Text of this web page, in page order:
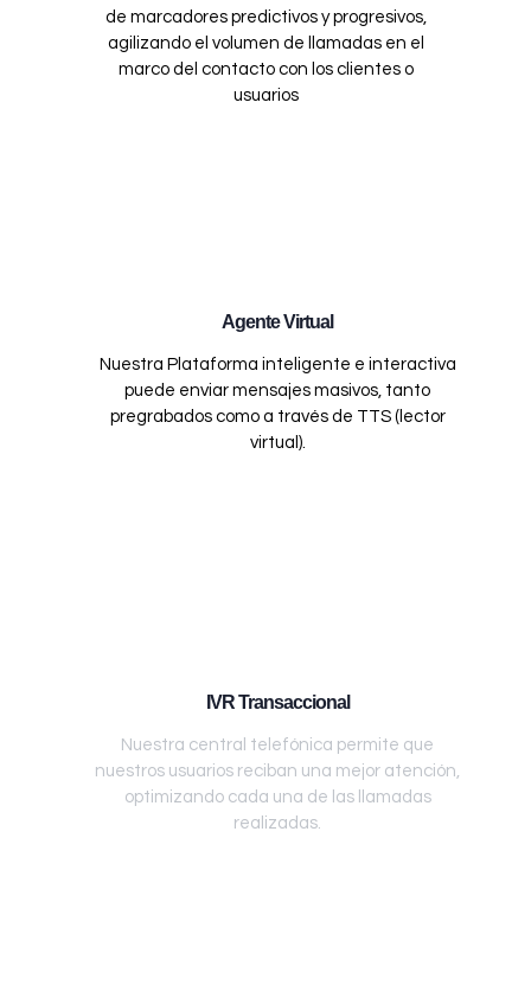
de marcadores predictivos y progresivos,
agilizando el volumen de llamadas en el
marco del contacto con los clientes o
usuarios
Agente Virtual
Nuestra Plataforma inteligente e interactiva
puede enviar mensajes masivos, tanto
pregrabados como a través de TTS (lector
virtual).
IVR Transaccional
Nuestra central telefónica permite que
nuestros usuarios reciban una mejor atención,
optimizando cada una de las llamadas
realizadas.